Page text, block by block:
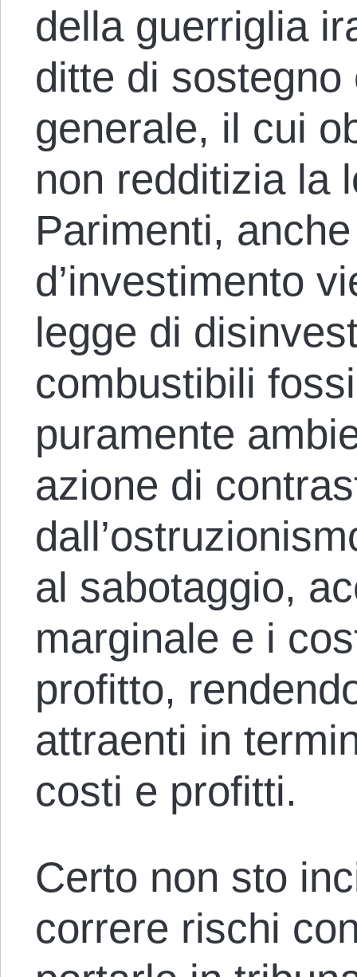
della guerriglia
ditte di
generale, il cui
non redditizia la
Parimenti,
d’investimento
legge di
combustibili
puramente
azione di
al sabotaggio,
marginale e i
profitto,
attraenti in
costi e profitti.
Certo non sto
correre rischi